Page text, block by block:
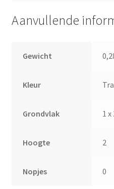
Aanvullende
Gewicht
Kleur
Grondvlak 1 x
Hoogte 2
Nopjes 0